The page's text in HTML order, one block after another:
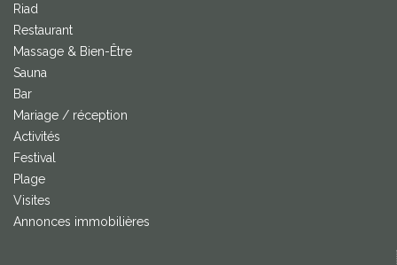
Riad
Restaurant
Massage & Bien-Être
Sauna
Bar
Mariage / réception
Activités
Festival
Plage
Visites
Annonces immobilières